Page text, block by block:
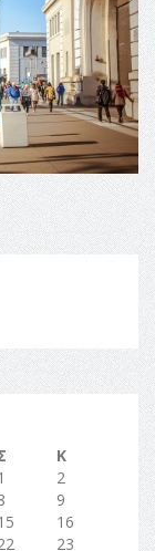
Κ
2
9
16
23